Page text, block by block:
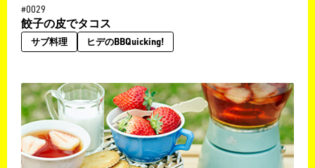
#0029
餃子の皮でタコス
サブ料理 ヒデのBBQuicking!